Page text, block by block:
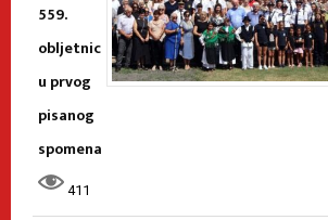
559.
obljetnic
u prvog
pisanog
spomena
411